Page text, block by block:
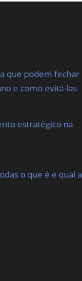
que podem fechar
e como evitá-las
estratégico na
o que é e qual a